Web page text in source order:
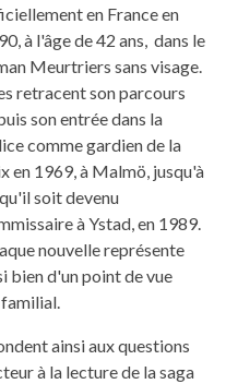
en France en
à l'âge de 42 ans, dans le
Meurtriers sans visage.
retracent son parcours
son entrée dans la
comme gardien de la
en 1969, à Malmö, jusqu'à
soit devenu
à Ystad, en 1989.
nouvelle représente
bien d'un point de vue
ainsi aux questions
à la lecture de la saga